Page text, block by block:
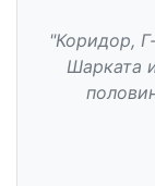
"Коридор,
Шарката